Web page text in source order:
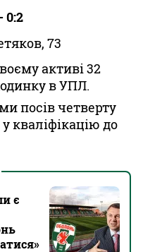
0:2
73
активі 32
в УПЛ.
посів четверту
кваліфікацію до
є